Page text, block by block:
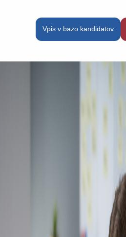
Vpis v bazo kandidatov